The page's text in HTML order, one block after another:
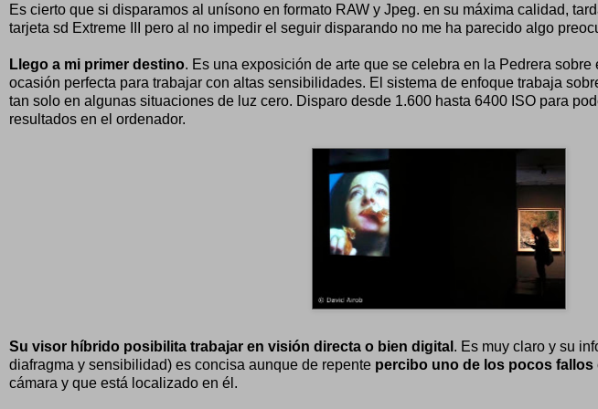
Es cierto que si disparamos al unísono en formato RAW y Jpeg. en su máxima calidad,
tarjeta sd Extreme III pero al no impedir el seguir disparando no me ha parecido algo
Llego a mi primer destino. Es una exposición de arte que se celebra en la Pedrera
ocasión perfecta para trabajar con altas sensibilidades. El sistema de enfoque trabaja
tan solo en algunas situaciones de luz cero. Disparo desde 1.600 hasta 6400 ISO para
resultados en el ordenador.
Su visor híbrido posibilita trabajar en visión directa o bien digital . Es muy claro y su
diafragma y sensibilidad) es concisa aunque de repente percibo uno de los pocos fallos
cámara y que está localizado en él.